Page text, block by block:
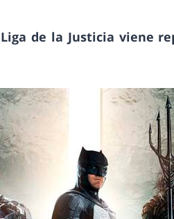
de la Justicia viene